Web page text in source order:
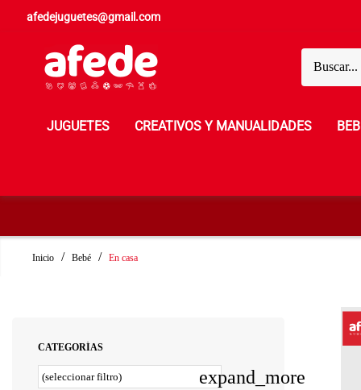
afedejuguetes@gmail.com
JUGUETES CREATIVOS Y MANUALIDADES
Inicio Bebé En casa
CATEGORÍAS
(seleccionar filtro) expand_more